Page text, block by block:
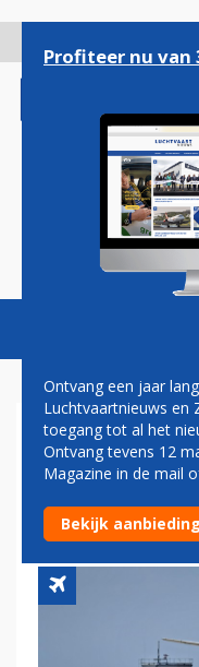
gaan
Magazine
RYANAIR
ROUTES IN
VANWEGE
Profiteer nu van
Ontvang een jaar
Luchtvaartnieuws en
toegang tot al het
Ontvang tevens 12
Magazine in de mail
Bekijk aanbieding